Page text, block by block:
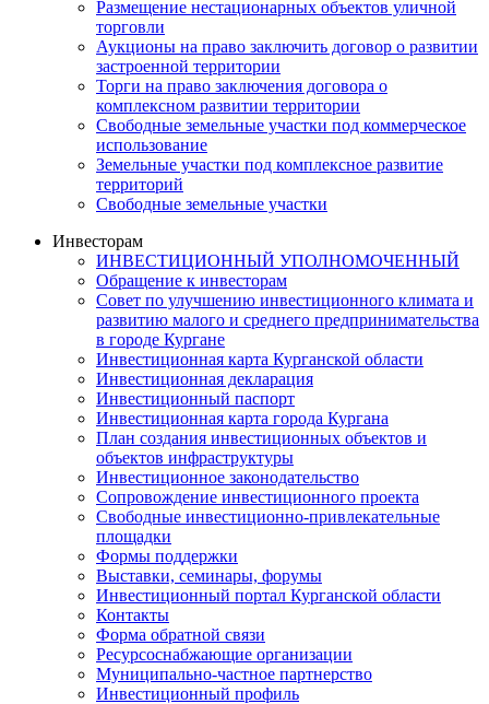
Размещение нестационарных объектов уличной
торговли
Аукционы на право заключить договор о развитии
застроенной территории
Торги на право заключения договора о
комплексном развитии территории
Свободные земельные участки под коммерческое
использование
Земельные участки под комплексное развитие
территорий
Свободные земельные участки
Инвесторам
ИНВЕСТИЦИОННЫЙ УПОЛНОМОЧЕННЫЙ
Обращение к инвесторам
Совет по улучшению инвестиционного климата и
развитию малого и среднего предпринимательства
в городе Кургане
Инвестиционная карта Курганской области
Инвестиционная декларация
Инвестиционный паспорт
Инвестиционная карта города Кургана
План создания инвестиционных объектов и
объектов инфраструктуры
Инвестиционное законодательство
Сопровождение инвестиционного проекта
Свободные инвестиционно-привлекательные
площадки
Формы поддержки
Выставки, семинары, форумы
Инвестиционный портал Курганской области
Контакты
Форма обратной связи
Ресурсоснабжающие организации
Муниципально-частное партнерство
Инвестиционный профиль